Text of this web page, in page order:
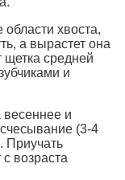
хвоста,
а вырастет она
средней
и
и
(3-4
Приучать
возраста